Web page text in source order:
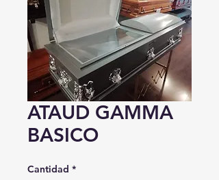
ATAUD GAMMA
BASICO
Cantidad *